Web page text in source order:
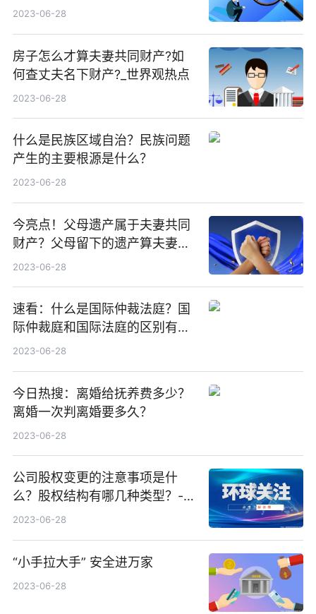
2023-06-28
房子怎么才算夫妻共同财产?如
何查丈夫名下财产?_世界观热点
2023-06-28
什么是民族区域自治？民族问题
产生的主要根源是什么？
2023-06-28
今亮点！父母遗产属于夫妻共同
财产？父母留下的遗产算夫妻共
同财产吗?
2023-06-28
速看：什么是国际仲裁法庭？国
际仲裁庭和国际法庭的区别有哪
些？
2023-06-28
今日热搜：离婚给抚养费多少？
离婚一次判离婚要多久？
2023-06-28
公司股权变更的注意事项是什
么？股权结构有哪几种类型？-全
球观速讯
2023-06-28
“小手拉大手” 安全进万家
2023-06-28